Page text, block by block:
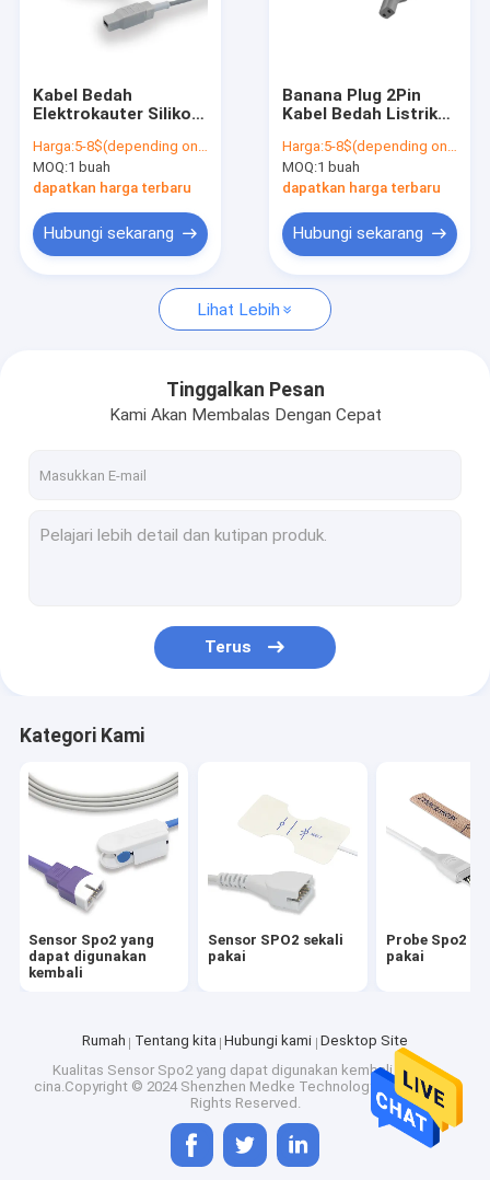
Sensor O2 Medis
Kabel Bedah
Elektrokauter Silikon
Digunakan Kembali
Harga:5-8$(depending on your order qty)
MOQ:1 buah
dapatkan harga terbaru
Hubungi sekarang
Banana Plug 2Pin
Kabel Bedah Listrik
Harga:5-8$(depending on your order qty)
MOQ:1 buah
dapatkan harga terbaru
Hubungi sekarang
Lihat Lebih
Tinggalkan Pesan
Kami Akan Membalas Dengan Cepat
Terus
Kategori Kami
Sensor Spo2 yang
dapat digunakan
kembali
Sensor SPO2 sekali
pakai
Probe Spo2
pakai
Rumah Tentang kita Hubungi kami Desktop Site
Kualitas Sensor Spo2 yang dapat digunakan kembali Pabrik
cina.Copyright © 2024 Shenzhen Medke Technology Co., Ltd.. All
Rights Reserved.